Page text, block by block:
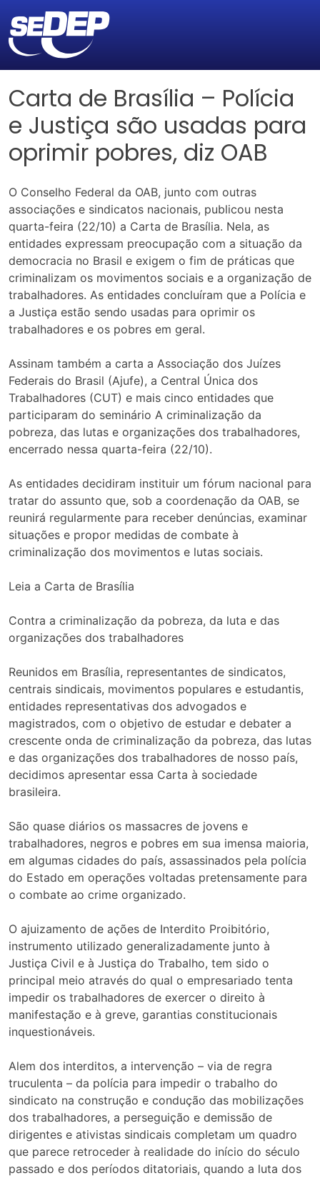
Carta de Brasília – Polícia
e Justiça são usadas para
oprimir pobres, diz OAB
O Conselho Federal da OAB, junto com outras
associações e sindicatos nacionais, publicou nesta
quarta-feira (22/10) a Carta de Brasília. Nela, as
entidades expressam preocupação com a situação da
democracia no Brasil e exigem o fim de práticas que
criminalizam os movimentos sociais e a organização de
trabalhadores. As entidades concluíram que a Polícia e
a Justiça estão sendo usadas para oprimir os
trabalhadores e os pobres em geral.
Assinam também a carta a Associação dos Juízes
Federais do Brasil (Ajufe), a Central Única dos
Trabalhadores (CUT) e mais cinco entidades que
participaram do seminário A criminalização da
pobreza, das lutas e organizações dos trabalhadores,
encerrado nessa quarta-feira (22/10).
As entidades decidiram instituir um fórum nacional para
tratar do assunto que, sob a coordenação da OAB, se
reunirá regularmente para receber denúncias, examinar
situações e propor medidas de combate à
criminalização dos movimentos e lutas sociais.
Leia a Carta de Brasília
Contra a criminalização da pobreza, da luta e das
organizações dos trabalhadores
Reunidos em Brasília, representantes de sindicatos,
centrais sindicais, movimentos populares e estudantis,
entidades representativas dos advogados e
magistrados, com o objetivo de estudar e debater a
crescente onda de criminalização da pobreza, das lutas
e das organizações dos trabalhadores de nosso país,
decidimos apresentar essa Carta à sociedade
brasileira.
São quase diários os massacres de jovens e
trabalhadores, negros e pobres em sua imensa maioria,
em algumas cidades do país, assassinados pela polícia
do Estado em operações voltadas pretensamente para
o combate ao crime organizado.
O ajuizamento de ações de Interdito Proibitório,
instrumento utilizado generalizadamente junto à
Justiça Civil e à Justiça do Trabalho, tem sido o
principal meio através do qual o empresariado tenta
impedir os trabalhadores de exercer o direito à
manifestação e à greve, garantias constitucionais
inquestionáveis.
Alem dos interditos, a intervenção – via de regra
truculenta – da polícia para impedir o trabalho do
sindicato na construção e condução das mobilizações
dos trabalhadores, a perseguição e demissão de
dirigentes e ativistas sindicais completam um quadro
que parece retroceder à realidade do início do século
passado e dos períodos ditatoriais, quando a luta dos